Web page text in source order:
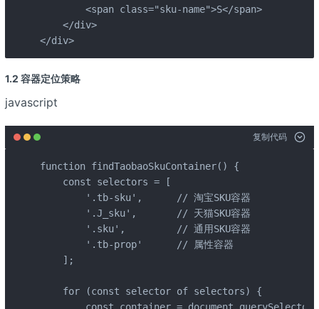
        <span class="sku-name">S</span>
    </div>
</div>
1.2 容器定位策略
javascript
复制代码
function findTaobaoSkuContainer() {
    const selectors = [
        '.tb-sku',      // 淘宝SKU容器
        '.J_sku',       // 天猫SKU容器
        '.sku',         // 通用SKU容器
        '.tb-prop'      // 属性容器
    ];
    for (const selector of selectors) {